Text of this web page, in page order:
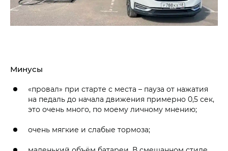
Минусы
«провал» при старте с места – пауза от нажатия
на педаль до начала движения примерно 0,5 сек,
это очень много, по моему личному мнению;
очень мягкие и слабые тормоза;